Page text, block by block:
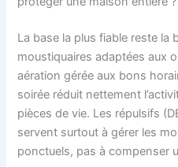
La base la plus fiable reste la
moustiquaires adaptées aux
aération gérée aux bons
soirée réduit nettement
pièces de vie. Les répulsifs
servent surtout à gérer les
ponctuels, pas à compenser